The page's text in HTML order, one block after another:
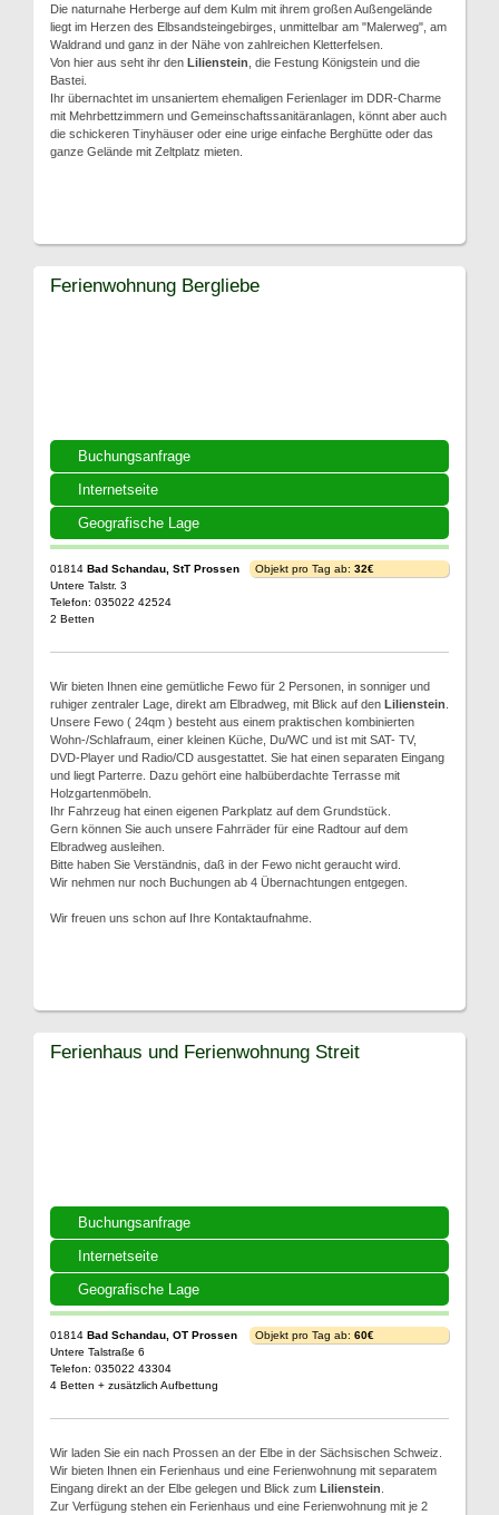
Die naturnahe Herberge auf dem Kulm mit ihrem großen Außengelände
liegt im Herzen des Elbsandsteingebirges, unmittelbar am "Malerweg", am
Waldrand und ganz in der Nähe von zahlreichen Kletterfelsen.
Von hier aus seht ihr den Lilienstein , die Festung Königstein und die
Bastei.
Ihr übernachtet im unsaniertem ehemaligen Ferienlager im DDR-Charme
mit Mehrbettzimmern und Gemeinschaftssanitäranlagen, könnt aber auch
die schickeren Tinyhäuser oder eine urige einfache Berghütte oder das
ganze Gelände mit Zeltplatz mieten.
Buchungsanfrage
Internetseite
Geografische Lage
Ferienwohnung Bergliebe
01814 Bad Schandau, StT Prossen
Untere Talstr. 3
Telefon: 035022 42524
2 Betten
Objekt pro Tag ab: 32€
Wir bieten Ihnen eine gemütliche Fewo für 2 Personen, in sonniger und
ruhiger zentraler Lage, direkt am Elbradweg, mit Blick auf den Lilienstein
Unsere Fewo ( 24qm ) besteht aus einem praktischen kombinierten
Wohn-/Schlafraum, einer kleinen Küche, Du/WC und ist mit SAT- TV,
DVD-Player und Radio/CD ausgestattet. Sie hat einen separaten Eingang
und liegt Parterre. Dazu gehört eine halbüberdachte Terrasse mit
Holzgartenmöbeln.
Ihr Fahrzeug hat einen eigenen Parkplatz auf dem Grundstück.
Gern können Sie auch unsere Fahrräder für eine Radtour auf dem
Elbradweg ausleihen.
Bitte haben Sie Verständnis, daß in der Fewo nicht geraucht wird.
Wir nehmen nur noch Buchungen ab 4 Übernachtungen entgegen.
Wir freuen uns schon auf Ihre Kontaktaufnahme.
Buchungsanfrage
Internetseite
Geografische Lage
Ferienhaus und Ferienwohnung Streit
01814 Bad Schandau, OT Prossen
Untere Talstraße 6
Telefon: 035022 43304
4 Betten + zusätzlich Aufbettung
Objekt pro Tag ab: 60€
Wir laden Sie ein nach Prossen an der Elbe in der Sächsischen Schweiz.
Wir bieten Ihnen ein Ferienhaus und eine Ferienwohnung mit separatem
Eingang direkt an der Elbe gelegen und Blick zum Lilienstein
Zur Verfügung stehen ein Ferienhaus und eine Ferienwohnung mit je 2